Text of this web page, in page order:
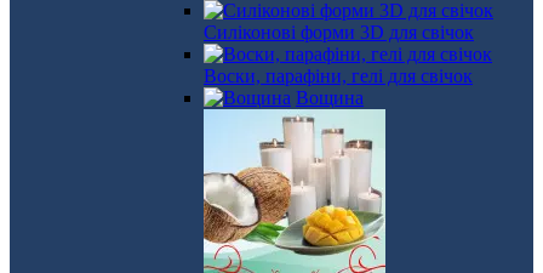
Силіконові форми 3D для свічок
Воски, парафіни, гелі для свічок
Вощина